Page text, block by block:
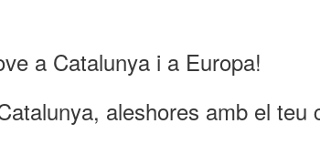
a Catalunya i a Europa!
aleshores amb el teu